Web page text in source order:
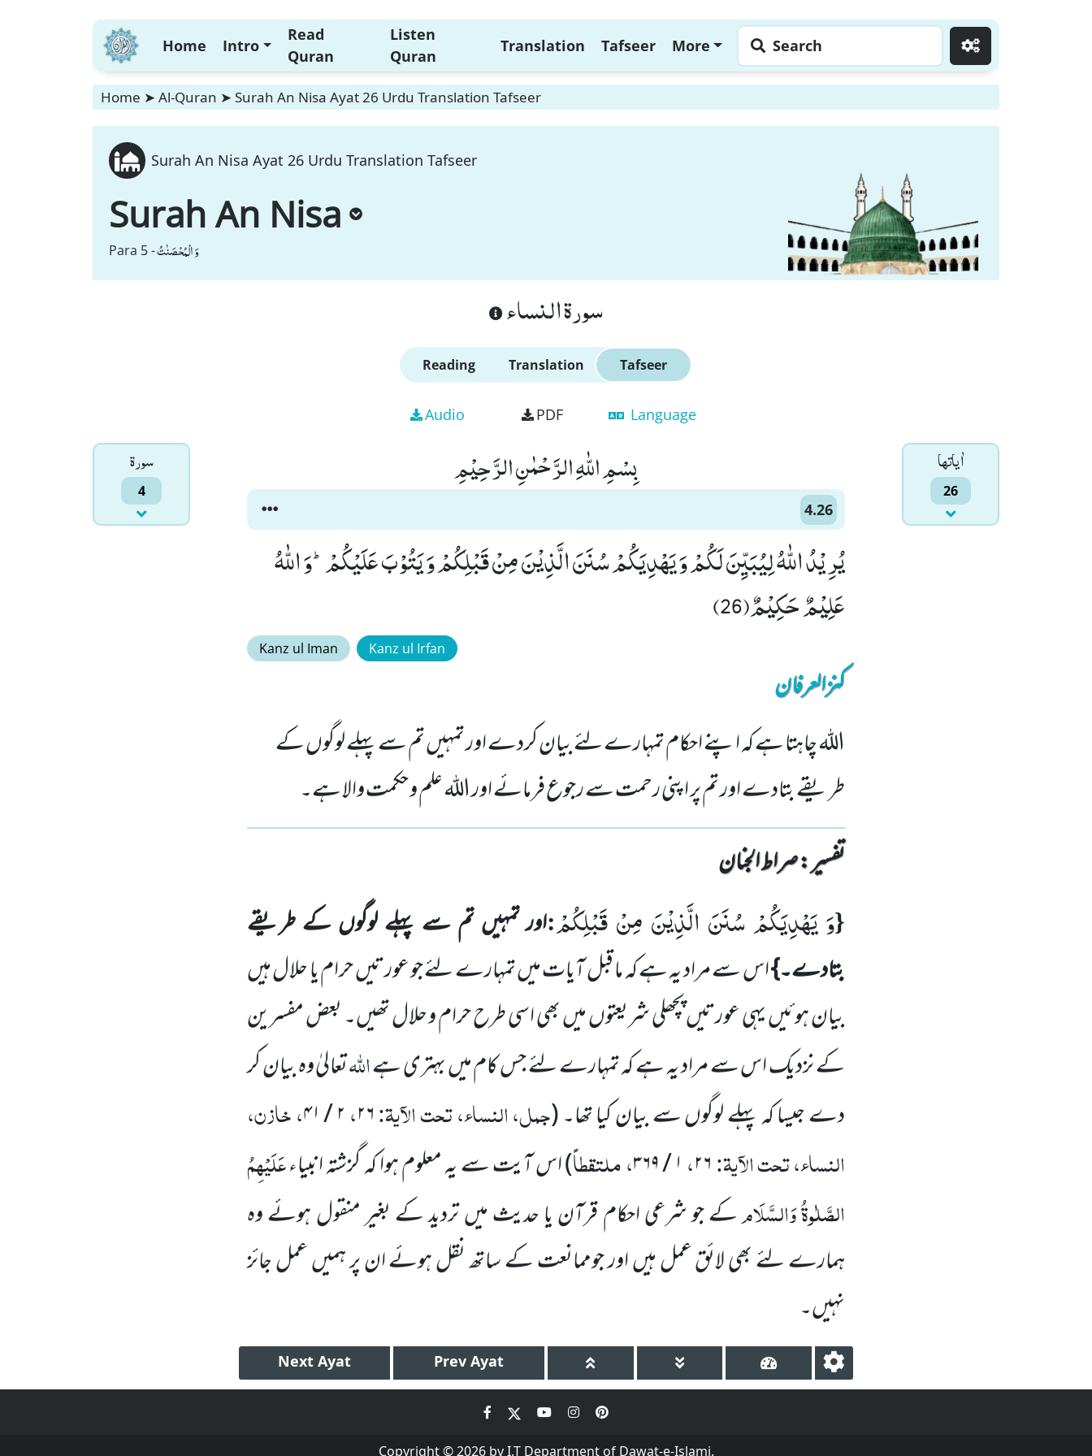
Home Intro
Read
Quran
Listen
Quran
Translation Tafseer More Search
Home ➤ Al-Quran ➤ Surah An Nisa Ayat 26 Urdu Translation Tafseer
Surah An Nisa Ayat 26 Urdu Translation Tafseer
Surah An Nisa
Para 5 -وَ الْمُحْصَنٰتُ
سورة النساء
Reading Translation Tafseer
Audio PDF Language
سورۃ
4
اٰياتها
26
بِسْمِ اللّٰهِ الرَّحْمٰنِ الرَّحِیْمِ
4.26
یُرِیْدُ اللّٰهُ لِیُبَیِّنَ لَكُمْ وَ یَهْدِیَكُمْ سُنَنَ الَّذِیْنَ مِنْ قَبْلِكُمْ وَ یَتُوْبَ عَلَیْكُمْؕ-وَ اللّٰهُ
عَلِیْمٌ حَكِیْمٌ(26)
Kanz ul Iman Kanz ul Irfan
کنزالعرفان
اللہ چاہتا ہے کہ اپنے احکام تمہارے لئے بیان کردے اور تمہیں تم سے پہلے لوگوں کے
طریقے بتادے اور تم پر اپنی رحمت سے رجوع فرمائے اور اللہ علم و حکمت والا ہے۔
تفسیر : ‎صراط الجنان
{وَ یَهْدِیَكُمْ سُنَنَ الَّذِیْنَ مِنْ قَبْلِكُمْ:اور تمہیں تم سے پہلے لوگوں کے طریقے
بتادے۔}اس سے مراد یہ ہے کہ ما قبل آیات میں تمہارے لئے جو عورتیں حرام یا حلال ہیں
بیان ہوئیں یہی عورتیں پچھلی شریعتوں میں بھی اسی طرح حرام و حلال تھیں۔ بعض مفسرین
کے نزدیک اس سے مراد یہ ہے کہ تمہارے لئے جس کام میں بہتری ہےاللہتعالیٰ وہ بیان کر
دے جیسا کہ پہلے لوگوں سے بیان کیا تھا۔(جمل، النساء، تحت الآیۃ:۲۶،۲ / ۴۱
، خازن،
النساء، تحت الآیۃ:۲۶، ۱ / ۳۶۹ ، ملتقطاً)اس آیت سے یہ معلوم ہوا کہ گزشتہ انبیاءعَلَیْہِمُ
الصَّلٰوۃُ وَالسَّلَامکے جو شرعی احکام قرآن یا حدیث میں تردید کے بغیر منقول ہوئے وہ
ہمارے لئے بھی لائق عمل ہیں اور جوممانعت کے ساتھ نقل ہوئے ان پر ہمیں عمل جائز
نہیں۔
Next Ayat Prev Ayat
Copyright © 2026 by I.T Department of Dawat-e-Islami.